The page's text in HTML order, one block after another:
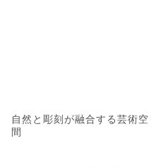
自然と彫刻が融合する芸術空
間